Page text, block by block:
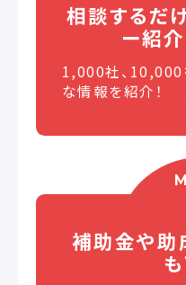
相談するだ
ー紹
1,000社、10,000
な情報を紹介！
補助金や助